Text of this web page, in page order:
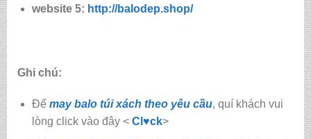
website 5: http://balodep.shop/
Ghi chú:
Để may balo túi xách theo yêu cầu, quí khách vui
lòng click vào đây < Cl♥ck>